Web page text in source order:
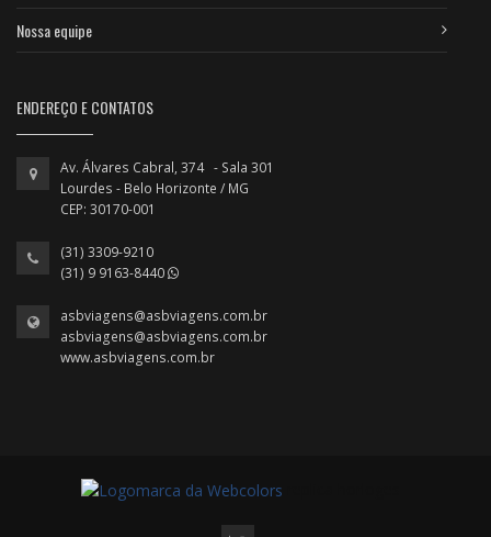
Nossa equipe
ENDEREÇO E CONTATOS
Av. Álvares Cabral, 374 - Sala 301
Lourdes - Belo Horizonte / MG
CEP: 30170-001
(31) 3309-9210
(31) 9 9163-8440
asbviagens@asbviagens.com.br
asbviagens@asbviagens.com.br
www.asbviagens.com.br